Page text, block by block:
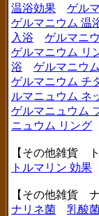
温浴効果
ゲル
ゲルマニウム 温
入浴
ゲルマニ
ゲルマニウム リ
浴
ゲルマニウ
ゲルマニウム チ
ルマニュウム ネ
ゲルマニュウム
ニュウム リング
【その他雑貨
トルマリン 効果
【その他雑貨 ナ
ナリネ菌
乳酸